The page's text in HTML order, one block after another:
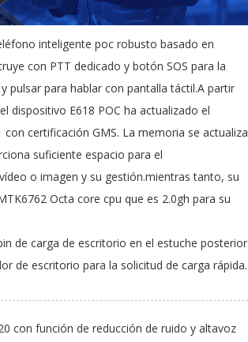
inteligente poc robusto basado en
con PTT dedicado y botón SOS para la
pulsar para hablar con pantalla táctil.A partir
dispositivo E618 POC ha actualizado el
con certificación GMS. La memoria se actualiza
suficiente espacio para el
o imagen y su gestión.mientras tanto, su
Octa core cpu que es 2.0gh para su
de carga de escritorio en el estuche posterior
de escritorio para la solicitud de carga rápida.
con función de reducción de ruido y altavoz